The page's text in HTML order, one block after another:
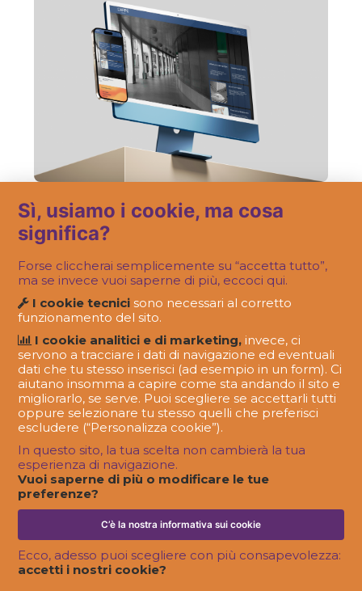
Una nuova “casa” online per gli architetti
di Padova
FATTO IN OLOJIN
Oltre la logistica: comunicare attraverso
agenti e distributori.
Sì, usiamo i cookie, ma cosa
significa?
Forse cliccherai semplicemente su “accetta tutto”,
ma se invece vuoi saperne di più, eccoci qui.
I cookie tecnici sono necessari al corretto
funzionamento del sito.
I cookie analitici e di marketing, invece, ci
servono a tracciare i dati di navigazione ed eventuali
dati che tu stesso inserisci (ad esempio in un form). Ci
aiutano insomma a capire come sta andando il sito e
migliorarlo, se serve. Puoi scegliere se accettarli tutti
oppure selezionare tu stesso quelli che preferisci
escludere (“Personalizza cookie”).
In questo sito, la tua scelta non cambierà la tua
esperienza di navigazione.
Vuoi saperne di più o modificare le tue
preferenze?
C’è la nostra informativa sui cookie
Ecco, adesso puoi scegliere con più consapevolezza:
accetti i nostri cookie?